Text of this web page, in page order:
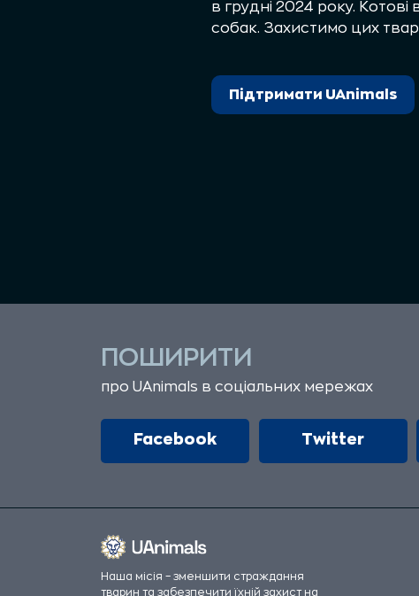
в грудні 2024 року.
собак. Захистимо цих
Підтримати UAnimals
ПОШИРИТИ
про UAnimals в соціальних мережах
Facebook Twitter
Наша місія – зменшити страждання
тварин та забезпечити їхній захист на